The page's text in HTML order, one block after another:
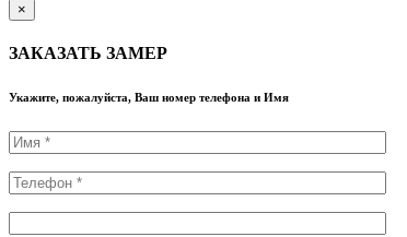
×
ЗАКАЗАТЬ ЗАМЕР
Укажите, пожалуйста, Ваш номер телефона и Имя